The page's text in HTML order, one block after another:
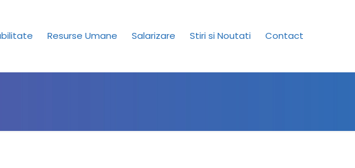
Resurse Umane Salarizare Stiri si Noutati Contact